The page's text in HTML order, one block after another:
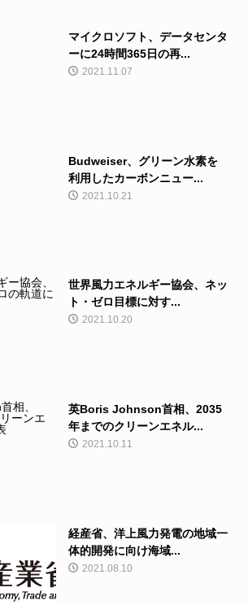
マイクロソフト、データセンタ
ーに24時間365日の再...
2021.11.07
Budweiser、グリーン水素を
利用したカーボンニュー...
2021.10.21
世界風力エネルギー協会、ネッ
ト・ゼロ目標に対す...
2021.10.20
英Boris Johnson首相、2035
年までのクリーンエネル...
2021.10.11
経産省、洋上風力発電の地域一
体的開発に向け海域...
2021.08.10